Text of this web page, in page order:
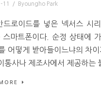
11 / Byoungho Park
드로이드를 넣은 넥서스 시
스마트폰이다. 순정 상태에
어떻게 받아들이느냐의 차
통사나 제조사에서 제공하는